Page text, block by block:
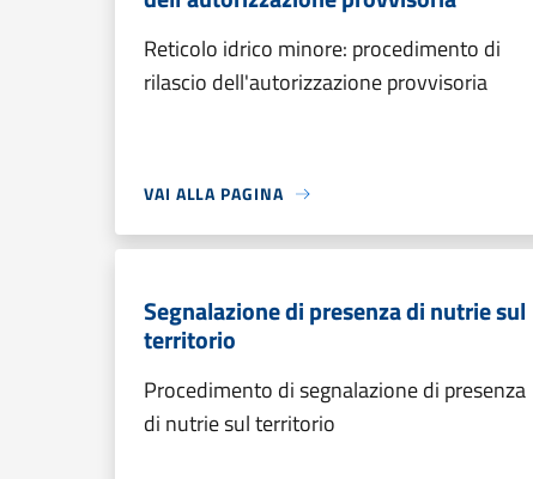
Reticolo idrico minore: procedimento di
rilascio dell'autorizzazione provvisoria
VAI ALLA PAGINA
Segnalazione di presenza di nutrie sul
territorio
Procedimento di segnalazione di presenza
di nutrie sul territorio